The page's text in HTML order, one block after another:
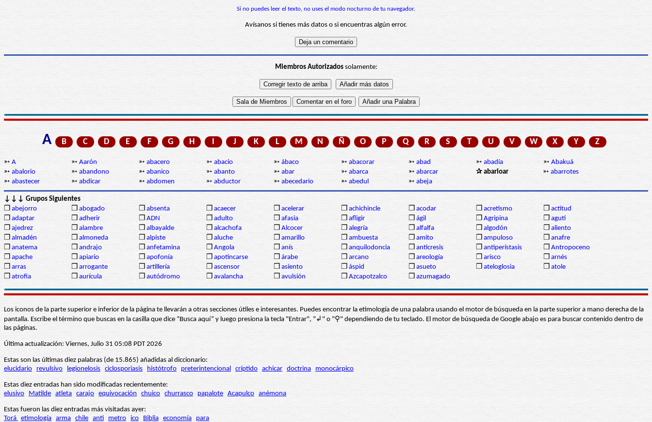
Si no puedes leer el texto, no uses el modo nocturno de tu navegador.
Avísanos si tienes más datos o si encuentras algún error.
Miembros Autorizadossolamente:
A B C D E F G H I J K L M N Ñ O P Q R S T U V W X Y Z
➳ A ➳ Aarón ➳ abacero ➳ abacio ➳ ábaco ➳ abacorar ➳ abad ➳ abadía ➳ Abakuá
➳ abalorio ➳ abandono ➳ abanico ➳ abanto ➳ abar ➳ abarca ➳ abarcar ✰ abarloar ➳ abarrotes
➳ abastecer ➳ abdicar ➳ abdomen ➳ abductor ➳ abecedario ➳ abedul ➳ abeja
↓↓↓ Grupos Siguientes
❒ abejorro ❒ abogado ❒ absenta ❒ acaecer ❒ acelerar ❒ achichincle ❒ acodar ❒ acretismo ❒ actitud
❒ adaptar ❒ adherir ❒ ADN ❒ adulto ❒ afasia ❒ afligir ❒ ágil ❒ Agripina ❒ agutí
❒ ajedrez ❒ alambre ❒ albayalde ❒ alcachofa ❒ Alcocer ❒ alegría ❒ alfalfa ❒ algodón ❒ aliento
❒ almadén ❒ almoneda ❒ alpiste ❒ aluche ❒ amarillo ❒ ambuesta ❒ amito ❒ ampuloso ❒ anafre
❒ anatema ❒ andrajo ❒ anfetamina ❒ Angola ❒ anís ❒ anquilodoncia ❒ anticresis ❒ antiperístasis ❒ Antropoceno
❒ apache ❒ apiario ❒ apofonía ❒ apotincarse ❒ árabe ❒ arcano ❒ areología ❒ arisco ❒ arnés
❒ arras ❒ arrogante ❒ artillería ❒ ascensor ❒ asiento ❒ áspid ❒ asueto ❒ ateloglosia ❒ atole
❒ atrofia ❒ aurícula ❒ autódromo ❒ avalancha ❒ avulsión ❒ Azcapotzalco ❒ azumagado
Los iconos de la parte superior e inferior de la página te llevarán a otras secciones útiles e interesantes. Puedes encontrar la etimología de una palabra usando el motor de búsqueda en la parte superior a mano derecha de la
pantalla. Escribe el término que buscas en la casilla que dice “Busca aquí” y luego presiona la tecla "Entrar", "↲" o "⚲" dependiendo de tu teclado. El motor de búsqueda de Google abajo es para buscar contenido dentro de
las páginas.
Última actualización: Viernes, Julio 31 05:08 PDT 2026
Estas son las últimas diez palabras (de 15.865) añadidas al diccionario:
elucidario
revulsivo legionelosis ciclosporiasis histótrofo preterintencional críptido achicar doctrina monocárpico
Estas diez entradas han sido modificadas recientemente:
elusivo
Matilde atleta carajo equivocación chuico churrasco papalote Acapulco anémona
Estas fueron las diez entradas más visitadas ayer:
Torá etimología arma chile anti metro ico Biblia economía para